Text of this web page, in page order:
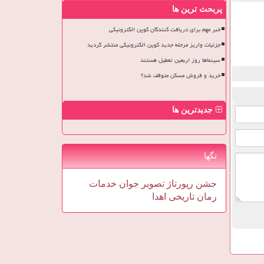
پربحث ترین ها
خبر مهم برای دریافت کنندگان کوپن الکترونیکی
جزئیات واریز مرحله جدید کوپن الکترونیکی منتشر گردید
سینماها روز اربعین تعطیل هستند
خرید و فروش مسکن متوقف شد؟
جدیدترین ها
تگها
جشن رپورتاژ تصویر جوان خدمات
رمان تاریخی اهدا